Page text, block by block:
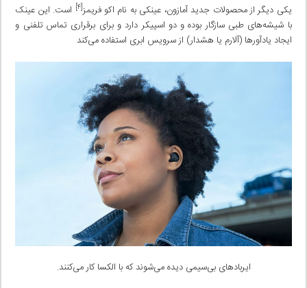
یکی دیگر از محصولات جدید آمازون، عینکی به نام اکو فریمز[۴]
است. این عینک
با شیشه‌های طبی سازگار بوده و دو اسپیکر دارد و برای برقراری تماس تلفنی و
ایجاد یادآورها (آلارم یا هشدار) از سرویس‌ ابری استفاده می‌کند
ایربادهای بی‌سیمی دیده می‌شوند که با الکسا کار می‌کنند.